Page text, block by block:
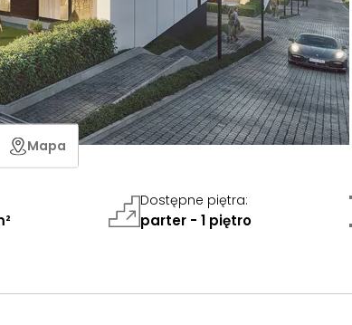
Mapa
Dostępne piętra:
parter - 1 piętro